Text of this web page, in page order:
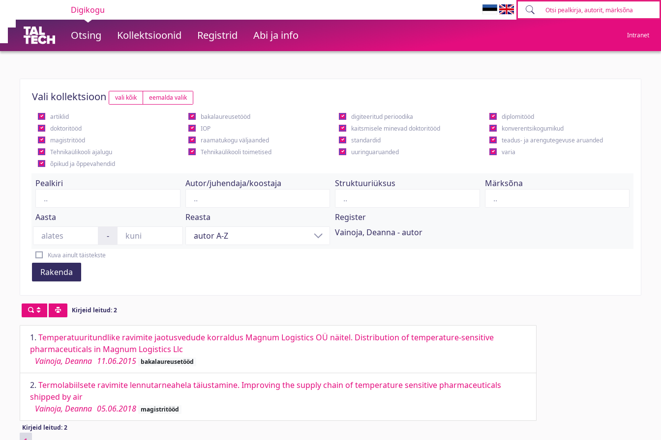
Digikogu
Otsing Kollektsioonid Registrid Abi ja info Intranet
Vali kollektsioon vali kõik eemalda valik
artiklid bakalaureusetööd digiteeritud perioodika
diplomitööd
doktoritööd
IOP kaitsmisele minevad doktoritööd
konverentsikogumikud
magistritööd
raamatukogu väljaanded standardid
teadus- ja arengutegevuse aruanded
Tehnikaülikooli ajalugu
Tehnikaülikooli toimetised uuringuaruanded
varia
õpikud ja õppevahendid
Pealkiri Autor/juhendaja/koostaja Struktuuriüksus Märksõna
Aasta
-
Reasta
Register
Vainoja, Deanna - autor
Kuva ainult täistekste
Rakenda
Kirjeid leitud: 2
1. Temperatuuritundlike ravimite jaotusvedude korraldus Magnum Logistics OÜ näitel. Distribution of temperature-sensitive
pharmaceuticals in Magnum Logistics Llc
Vainoja, Deanna 11.06.2015 bakalaureusetööd
2. Termolabiilsete ravimite lennutarneahela täiustamine. Improving the supply chain of temperature sensitive pharmaceuticals
shipped by air
Vainoja, Deanna 05.06.2018 magistritööd
Kirjeid leitud: 2